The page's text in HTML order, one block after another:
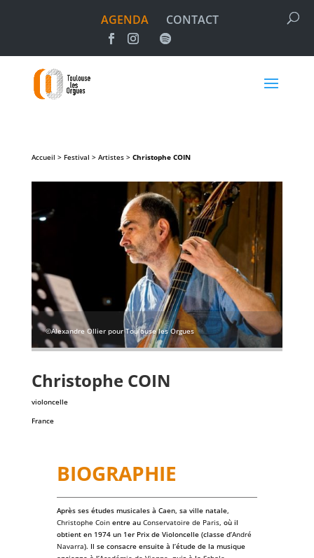
AGENDA CONTACT
Accueil > Festival > Artistes > Christophe COIN
©Alexandre Ollier pour Toulouse les Orgues
Christophe COIN
violoncelle
France
BIOGRAPHIE
Après ses études musicales à Caen, sa ville natale,
Christophe Coinentre au Conservatoire de Paris, où il
obtient en 1974 un 1er Prix de Violoncelle (classe d’André
Navarra). Il se consacre ensuite à l’étude de la musique